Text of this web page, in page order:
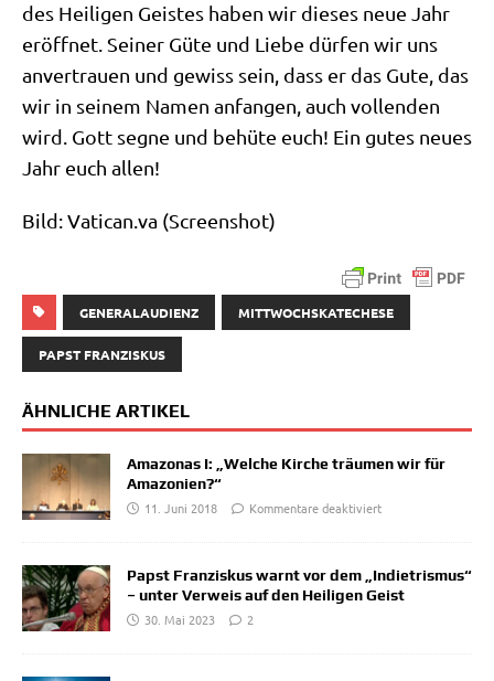
des Hei­li­gen Gei­stes haben wir die­ses neue Jahr
eröff­net. Sei­ner Güte und Lie­be dür­fen wir uns
anver­trau­en und gewiss sein, dass er das Gute, das
wir in sei­nem Namen anfan­gen, auch voll­enden
wird. Gott seg­ne und behü­te euch! Ein gutes neu­es
Jahr euch allen!
Bild: Vati​can​.va (Screen­shot)
GENERALAUDIENZ MITTWOCHSKATECHESE
PAPST FRANZISKUS
ÄHNLICHE ARTIKEL
Amazonas I: „Welche Kirche träumen wir für
Amazonien?“
11. Juni 2018
Kommentare deaktiviert
Papst Franziskus warnt vor dem „Indietrismus“
– unter Verweis auf den Heiligen Geist
30. Mai 2023
2